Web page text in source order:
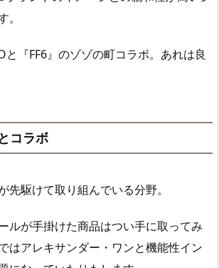
と『FF6』のゾゾの町コラボ。あれは良
コラボ
先駆けて取り組んでいる分野。
ルが手掛けた商品はつい手に取ってみ
はアレキサンダー・ワンと機能性イン